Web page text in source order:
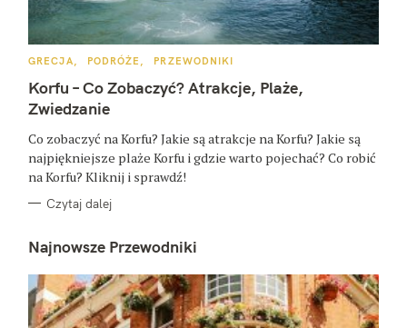
K
T
E
G
O
I
E
GRECJA PODRÓŻE PRZEWODNIKI
Korfu – Co Zobaczyć? Atrakcje, Plaże,
Zwiedzanie
Co zobaczyć na Korfu? Jakie są atrakcje na Korfu? Jakie są
najpiękniejsze plaże Korfu i gdzie warto pojechać? Co robić
na Korfu? Kliknij i sprawdź!
Czytaj dalej
Najnowsze Przewodniki